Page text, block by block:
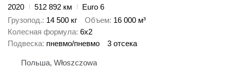
2020
512 892 км
Euro 6
Грузопод. 14 500 кг Объем 16 000 м³
Колесная формула 6x2
Подвеска пневмо/пневмо 3 отсека
Польша, Włoszczowa